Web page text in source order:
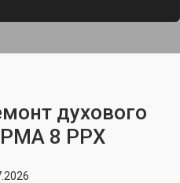
духового
8 PPX